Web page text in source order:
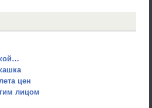
цен
лицом